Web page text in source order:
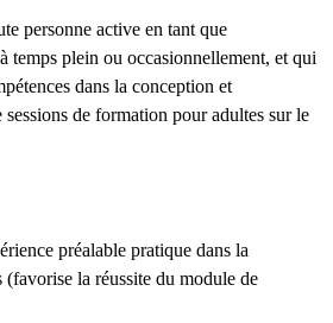
personne active en tant que
temps plein ou occasionnellement, et qui
dans la conception et
de formation pour adultes sur le
préalable pratique dans la
(favorise la réussite du module de